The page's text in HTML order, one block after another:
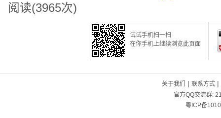
阅读(3965次)
试试手机扫一扫
在你手机上继续浏览此页面
关于我们 | 联系方式|
官方QQ交流群:
粤ICP备